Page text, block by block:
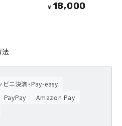
¥ 18,000
ビニ決済・Pay-easy
PayPay
Amazon Pay